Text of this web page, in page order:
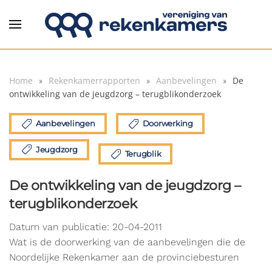
Overslaan en naar de inhoud gaan
Home Rekenkamerrapporten Aanbevelingen
De
ontwikkeling van de jeugdzorg – terugblikonderzoek
Aanbevelingen Doorwerking
Jeugdzorg Terugblik
De ontwikkeling van de jeugdzorg –
terugblikonderzoek
Datum van publicatie: 20-04-2011
Wat is de doorwerking van de aanbevelingen die de
Noordelijke Rekenkamer aan de provinciebesturen